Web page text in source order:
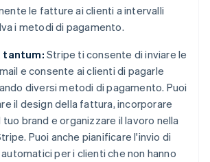
le fatture ai clienti a intervalli
i metodi di pagamento.
tantum: Stripe ti consente di inviare le
e consente ai clienti di pagarle
diversi metodi di pagamento. Puoi
il design della fattura, incorporare
brand e organizzare il lavoro nella
Puoi anche pianificare l'invio di
per i clienti che non hanno